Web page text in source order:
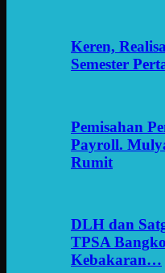
Keren,
Semester
Pemisahan
Payroll.
Rumit
DLH dan
TPSA
Kebakaran…